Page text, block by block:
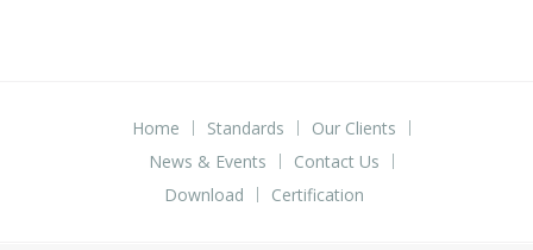
Home Standards
Our Clients
News & Events
Contact Us
Download
Certification